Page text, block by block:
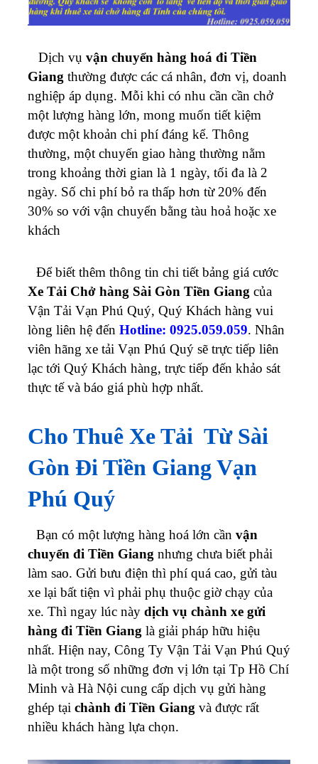
Dịch vụ vận chuyển hàng hoá đi Tiền
Giang thường được các cá nhân, đơn vị, doanh
nghiệp áp dụng. Mỗi khi có nhu cần cần chở
một lượng hàng lớn, mong muốn tiết kiệm
được một khoản chi phí đáng kể. Thông
thường, một chuyến giao hàng thường nằm
trong khoảng thời gian là 1 ngày, tối đa là 2
ngày. Số chi phí bỏ ra thấp hơn từ 20% đến
30% so với vận chuyển bằng tàu hoả hoặc xe
khách
Để biết thêm thông tin chi tiết bảng giá cước
Xe Tải Chở hàng Sài Gòn Tiền Giang của
Vận Tải Vạn Phú Quý, Quý Khách hàng vui
lòng liên hệ đến Hotline: 0925.059.059. Nhân
viên hãng xe tải Vạn Phú Quý sẽ trực tiếp liên
lạc tới Quý Khách hàng, trực tiếp đến khảo sát
thực tế và báo giá phù hợp nhất.
Cho Thuê Xe Tải Từ Sài
Gòn Đi Tiền Giang Vạn
Phú Quý
Bạn có một lượng hàng hoá lớn cần vận
chuyển đi Tiền Giang nhưng chưa biết phải
làm sao. Gửi bưu điện thì phí quá cao, gửi tàu
xe lại bất tiện vì phải phụ thuộc giờ chạy của
xe. Thì ngay lúc này dịch vụ chành xe gửi
hàng đi Tiền Giang là giải pháp hữu hiệu
nhất. Hiện nay, Công Ty Vận Tải Vạn Phú Quý
là một trong số những đơn vị lớn tại Tp Hồ Chí
Minh và Hà Nội cung cấp dịch vụ gửi hàng
ghép tại chành đi Tiền Giang và được rất
nhiều khách hàng lựa chọn.